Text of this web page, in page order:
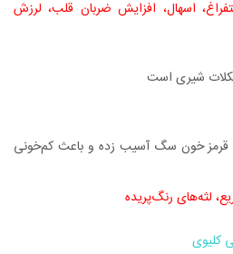
اسهال، افزایش ضربان قلب، لرزش
شیری است
قرمز خون سگ آسیب زده و باعث کم‌خونی
لثه‌های رنگ‌پریده